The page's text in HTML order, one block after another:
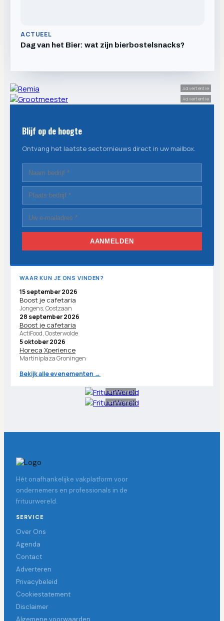
ACTUEEL
Dag van het Bier: wat zijn bierbostelsnacks?
Advertentie
Advertentie
Blijf op de hoogte
Ontvang het laatste sectornieuws direct in uw mailbox.
AANMELDEN
WAAR KUN JE ONS VINDEN?
15 september 2026
Boost je cafetaria
Jongens, Oostzaan
28 september 2026
Boost je cafetaria
ActiFood, Oosterwolde
5 oktober 2026
Horeca Xperience
Martiniplaza Groningen
Bekijk alle evenementen →
Advertentie
Advertentie
Hét onafhankelijke vakplatform voor
ondernemers en professionals in de
frituurwereld.
SERVICE
Over Ons
Agenda
Contact
Adverteren
Privacybeleid
Cookiestatement
Disclaimer